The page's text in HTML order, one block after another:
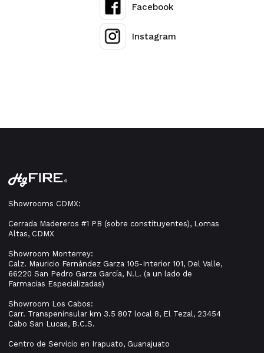
Facebook
Instagram
Showrooms CDMX:
Cerrada Madereros #1 PB (sobre constituyentes), Lomas
Altas, CDMX
Showroom Monterrey:
Calz. Mauricio Fernández Garza 105-Interior 101, Del Valle,
66220 San Pedro Garza García, N.L. (a un lado de
Farmacias Especializadas)
Showroom Los Cabos:
Carr. Transpeninsular km 3.5 807 local 8, El Tezal, 23454
Cabo San Lucas, B.C.S.
Centro de Servicio en Irapuato, Guanajuato